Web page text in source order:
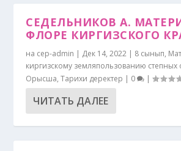
СЕДЕЛЬНИКОВ А.
ФЛОРЕ КИРГИЗСКОГО
на cep-admin | Дек 14, 2022 | 8 сынып,
киргизскому земляпользованию степных
Орысша,Тарихи деректер | 0 |
ЧИТАТЬ ДАЛЕЕ